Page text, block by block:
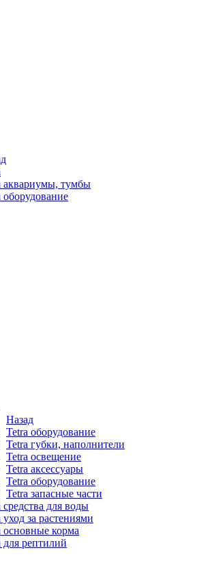
аквариумы, тумбы
оборудование
Назад
Tetra оборудование
Tetra губки, наполнители
Tetra освещение
Tetra аксессуары
Tetra оборудование
Tetra запасные части
средства для воды
уход за растениями
основные корма
для рептилий